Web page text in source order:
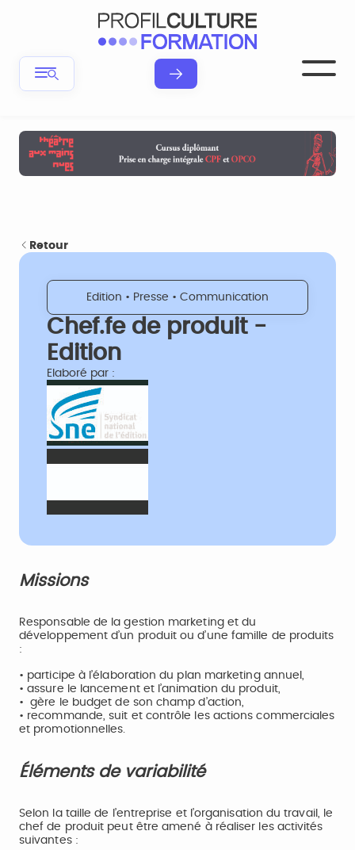
Retour
Edition • Presse • Communication
Chef.fe de produit -
Edition
Elaboré par :
Missions
Responsable de la gestion marketing et du
développement d’un produit ou d’une famille de produits
:
• participe à l’élaboration du plan marketing annuel,
• assure le lancement et l’animation du produit,
• gère le budget de son champ d’action,
• recommande, suit et contrôle les actions commerciales
et promotionnelles.
Éléments de variabilité
Selon la taille de l’entreprise et l’organisation du travail, le
chef de produit peut être amené à réaliser les activités
suivantes :